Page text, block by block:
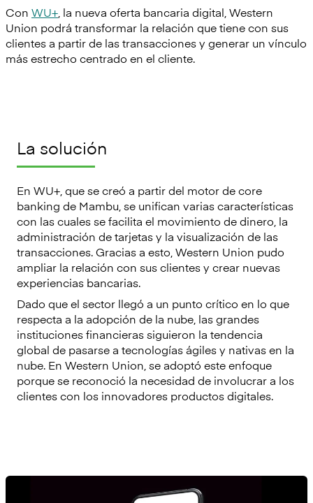
Con WU+ , la nueva oferta bancaria digital, Western
Union podrá transformar la relación que tiene con sus
clientes a partir de las transacciones y generar un vínculo
más estrecho centrado en el cliente.
La solución
En WU+, que se creó a partir del motor de core
banking de Mambu, se unifican varias características
con las cuales se facilita el movimiento de dinero, la
administración de tarjetas y la visualización de las
transacciones. Gracias a esto, Western Union pudo
ampliar la relación con sus clientes y crear nuevas
experiencias bancarias.
Dado que el sector llegó a un punto crítico en lo que
respecta a la adopción de la nube, las grandes
instituciones financieras siguieron la tendencia
global de pasarse a tecnologías ágiles y nativas en la
nube. En Western Union, se adoptó este enfoque
porque se reconoció la necesidad de involucrar a los
clientes con los innovadores productos digitales.